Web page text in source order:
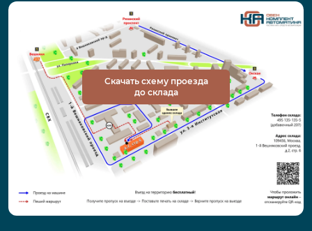
Скачать схему проезда
до склада